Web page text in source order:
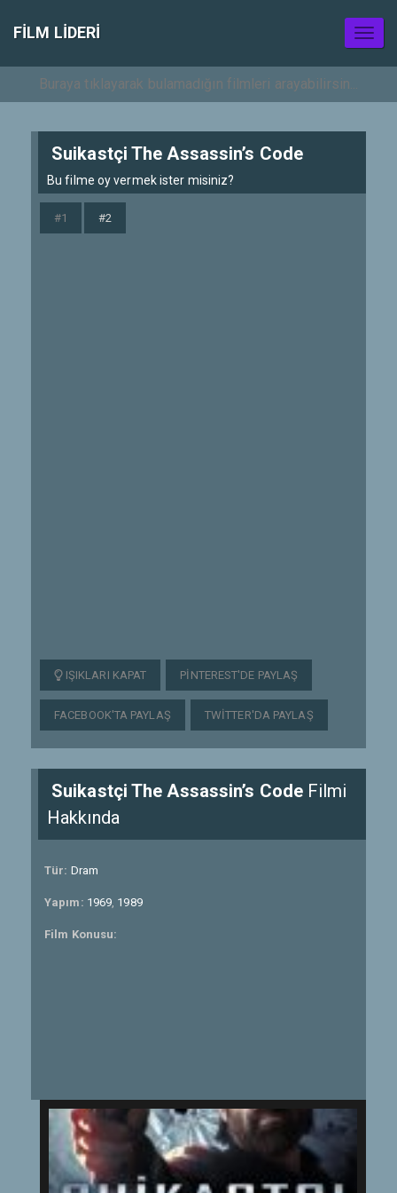
FILM LIDERI
Suikastçi The Assassin’s Code
Bu filme oy vermek ister misiniz?
#1 #2
IŞIKLARI KAPAT PINTEREST'DE PAYLAŞ
FACEBOOK'TA PAYLAŞ TWITTER'DA PAYLAŞ
Suikastçi The Assassin’s CodeFilmi
Hakkında
Tür: Dram
Yapım: 1969, 1989
Film Konusu: